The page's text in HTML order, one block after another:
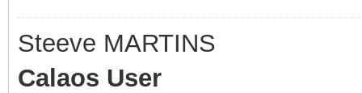
Steeve MARTINS
Calaos User